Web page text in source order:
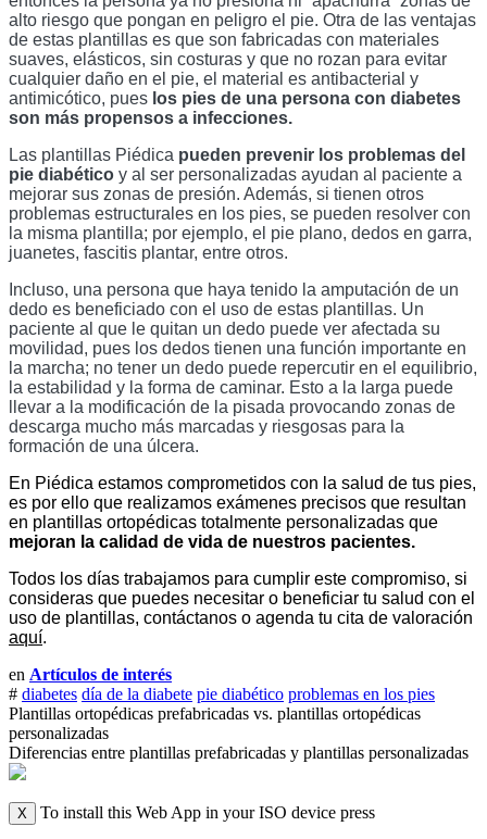
alto riesgo que pongan en peligro el pie. Otra de las ventajas
de estas plantillas es que son fabricadas con materiales
suaves, elásticos, sin costuras y que no rozan para evitar
cualquier daño en el pie, el material es antibacterial y
antimicótico, pues los pies de una persona con diabetes
son más propensos a infecciones.
Las plantillas Piédica pueden prevenir los problemas del
pie diabético y al ser personalizadas ayudan al paciente a
mejorar sus zonas de presión. Además, si tienen otros
problemas estructurales en los pies, se pueden resolver con
la misma plantilla; por ejemplo, el pie plano, dedos en garra,
juanetes, fascitis plantar, entre otros.
Incluso, una persona que haya tenido la amputación de un
dedo es beneficiado con el uso de estas plantillas. Un
paciente al que le quitan un dedo puede ver afectada su
movilidad, pues los dedos tienen una función importante en
la marcha; no tener un dedo puede repercutir en el equilibrio,
la estabilidad y la forma de caminar. Esto a la larga puede
llevar a la modificación de la pisada provocando zonas de
descarga mucho más marcadas y riesgosas para la
formación de una úlcera.
En Piédica estamos comprometidos con la salud de tus pies,
es por ello que realizamos exámenes precisos que resultan
mejoran la calidad de vida de nuestros pacientes.
Todos los días trabajamos para cumplir este compromiso, si
consideras que puedes necesitar o beneficiar tu salud con el
aquí.
en Artículos de interés
# diabetes día de la diabete pie diabético problemas en los pies
Plantillas ortopédicas prefabricadas vs. plantillas ortopédicas
personalizadas
Diferencias entre plantillas prefabricadas y plantillas personalizadas
X To install this Web App in your ISO device press